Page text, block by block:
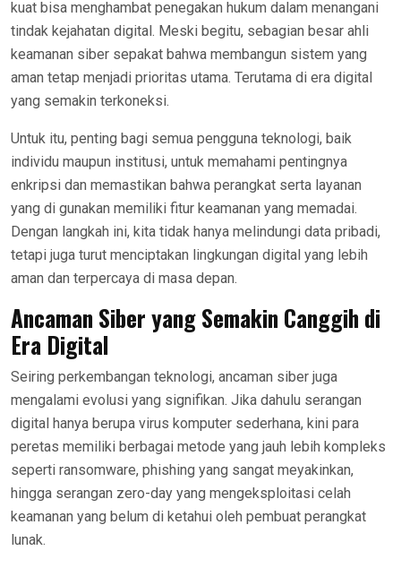
kuat bisa menghambat penegakan hukum dalam menangani
tindak kejahatan digital. Meski begitu, sebagian besar ahli
keamanan siber sepakat bahwa membangun sistem yang
aman tetap menjadi prioritas utama. Terutama di era digital
yang semakin terkoneksi.
Untuk itu, penting bagi semua pengguna teknologi, baik
individu maupun institusi, untuk memahami pentingnya
enkripsi dan memastikan bahwa perangkat serta layanan
yang di gunakan memiliki fitur keamanan yang memadai.
Dengan langkah ini, kita tidak hanya melindungi data pribadi,
tetapi juga turut menciptakan lingkungan digital yang lebih
aman dan terpercaya di masa depan.
Ancaman Siber yang Semakin Canggih di
Era Digital
Seiring perkembangan teknologi, ancaman siber juga
mengalami evolusi yang signifikan. Jika dahulu serangan
digital hanya berupa virus komputer sederhana, kini para
peretas memiliki berbagai metode yang jauh lebih kompleks
seperti ransomware, phishing yang sangat meyakinkan,
hingga serangan zero-day yang mengeksploitasi celah
keamanan yang belum di ketahui oleh pembuat perangkat
lunak.